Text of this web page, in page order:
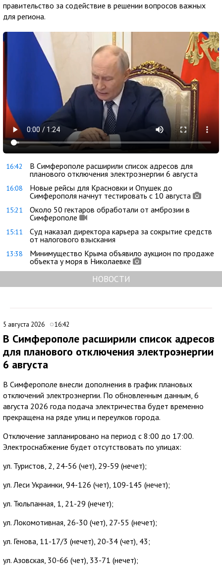
правительство за содействие в решении вопросов важных
для региона.
16:42
В Симферополе расширили список адресов для
планового отключения электроэнергии 6 августа
16:08
Новые рейсы для Красновки и Опушек до
Симферополя начнут тестировать с 10 августа
15:21
Около 50 гектаров обработали от амброзии в
Симферополе
15:11
Суд наказал директора карьера за сокрытие средств
от налогового взыскания
13:38
Минимущество Крыма объявило аукцион по продаже
объекта у моря в Николаевке
НОВОСТИ
5 августа 2026 16:42
В Симферополе расширили список адресов
для планового отключения электроэнергии
6 августа
В Симферополе внесли дополнения в график плановых
отключений электроэнергии. По обновленным данным, 6
августа 2026 года подача электричества будет временно
прекращена на ряде улиц и переулков города.
Отключение запланировано на период с 8:00 до 17:00.
Электроснабжение будет отсутствовать по улицах:
ул. Туристов, 2, 24-56 (чет), 29-59 (нечет);
ул. Леси Украинки, 94-126 (чет), 109-145 (нечет);
ул. Тюльпанная, 1, 21-29 (нечет);
ул. Локомотивная, 26-30 (чет), 27-55 (нечет);
ул. Генова, 11-17/3 (нечет), 20-34 (чет), 43;
ул. Азовская, 30-66 (чет), 33-71 (нечет);